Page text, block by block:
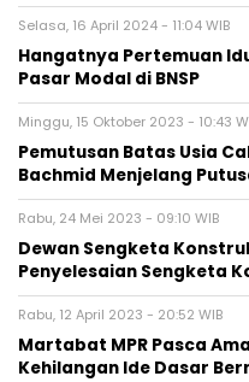
Selasa, 16 April 2024 - 11:04 WIB
Hangatnya Pertemuan
Pasar Modal di BNSP
Minggu, 15 Oktober 2023 - 10:43
Pemutusan Batas Usia
Bachmid Menjelang
Rabu, 24 Mei 2023 - 09:10 WIB
Dewan Sengketa
Penyelesaian Sengketa
Rabu, 12 April 2023 - 20:52 WIB
Martabat MPR Pasca
Kehilangan Ide Dasar